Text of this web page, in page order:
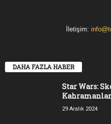
İletişim:
DAHA FAZLA HABER
Star Wars:
29 Aralık 2024